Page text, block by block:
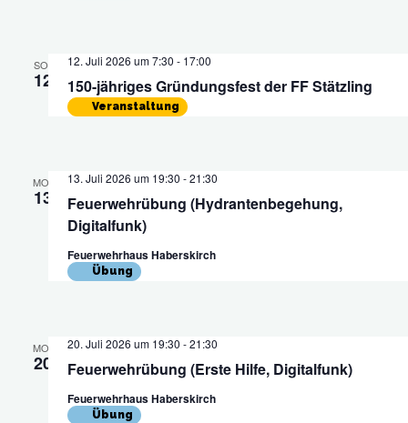
SO.
12 150-jähriges Gründungsfest der FF Stätzling
12. Juli 2026 um 7:30 - 17:00
Veranstaltung
MO.
13
Feuerwehrübung (Hydrantenbegehung,
Digitalfunk)
13. Juli 2026 um 19:30 -21:30
Feuerwehrhaus Haberskirch
Übung
MO.
20 Feuerwehrübung (Erste Hilfe, Digitalfunk)
20. Juli 2026 um 19:30 -21:30
Feuerwehrhaus Haberskirch
Übung